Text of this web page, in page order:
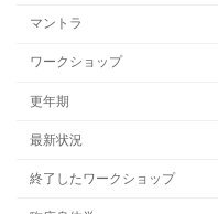
マントラ
ワークショップ
更年期
最新状況
終了したワークショップ